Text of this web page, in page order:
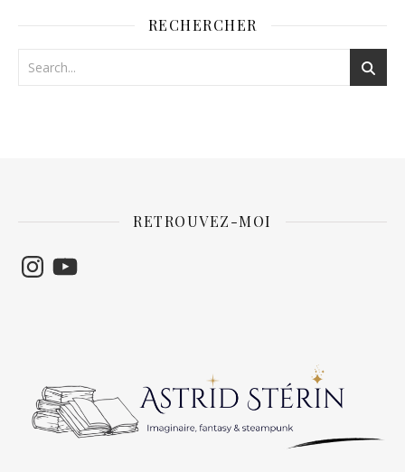
RECHERCHER
RETROUVEZ-MOI
Instagram
YouTube